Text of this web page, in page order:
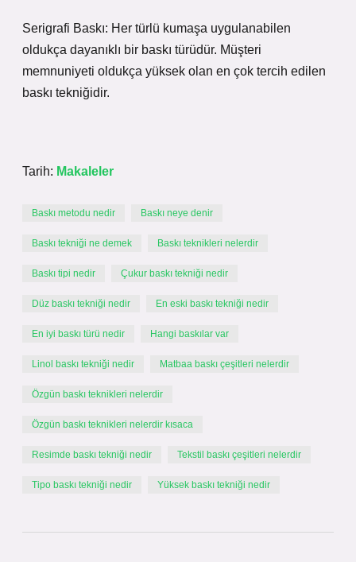
Serigrafi Baskı: Her türlü kumaşa uygulanabilen
oldukça dayanıklı bir baskı türüdür. Müşteri
memnuniyeti oldukça yüksek olan en çok tercih edilen
baskı tekniğidir.
Tarih: Makaleler
Baskı metodu nedir Baskı neye denir
Baskı tekniği ne demek Baskı teknikleri nelerdir
Baskı tipi nedir Çukur baskı tekniği nedir
Düz baskı tekniği nedir En eski baskı tekniği nedir
En iyi baskı türü nedir Hangi baskılar var
Linol baskı tekniği nedir Matbaa baskı çeşitleri nelerdir
Özgün baskı teknikleri nelerdir
Özgün baskı teknikleri nelerdir kısaca
Resimde baskı tekniği nedir Tekstil baskı çeşitleri nelerdir
Tipo baskı tekniği nedir Yüksek baskı tekniği nedir